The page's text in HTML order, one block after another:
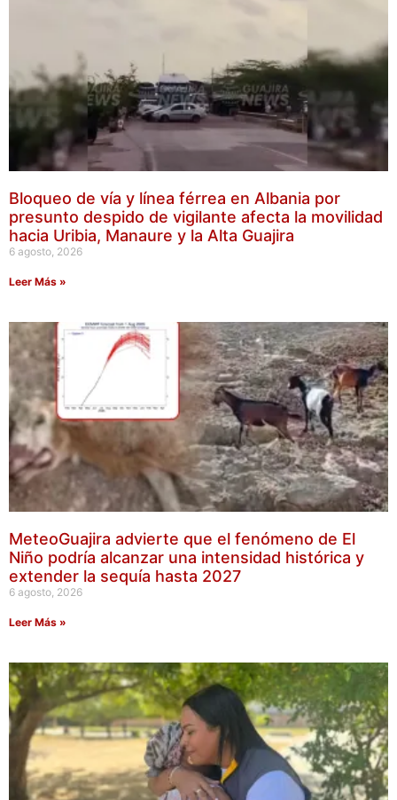
Bloqueo de vía y línea férrea en Albania por
presunto despido de vigilante afecta la movilidad
hacia Uribia, Manaure y la Alta Guajira
6 agosto, 2026
Leer Más »
MeteoGuajira advierte que el fenómeno de El
Niño podría alcanzar una intensidad histórica y
extender la sequía hasta 2027
6 agosto, 2026
Leer Más »